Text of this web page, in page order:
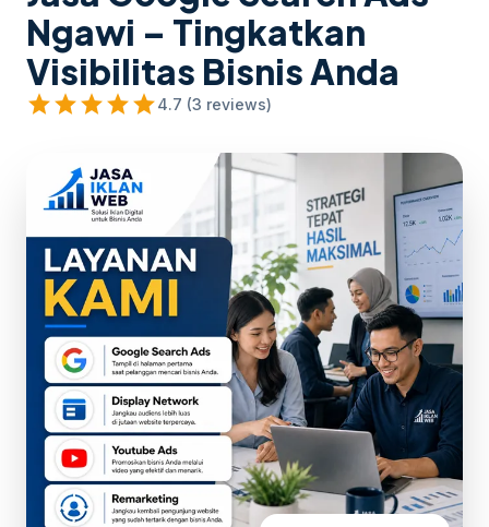
Ngawi – Tingkatkan
Visibilitas Bisnis Anda
starstarstarstarstar4.7 (3 reviews)